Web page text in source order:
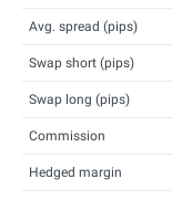
Avg. spread (pips)
Swap short (pips)
Swap long (pips)
Commission
Hedged margin